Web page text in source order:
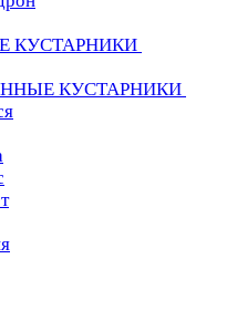
КУСТАРНИКИ
КУСТАРНИКИ